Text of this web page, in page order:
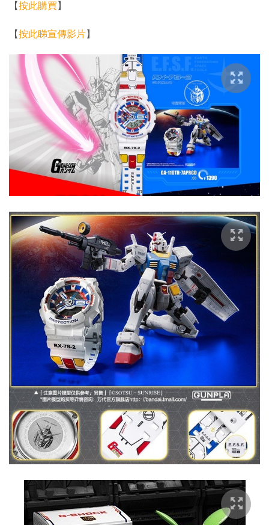
【按此購買 】
【按此睇宣傳影片】